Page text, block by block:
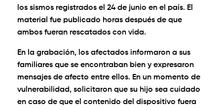
los sismos registrados el 24 de junio en el país. El
material fue publicado horas después de que
ambos fueran rescatados con vida.
En la grabación, los afectados informaron a sus
familiares que se encontraban bien y expresaron
mensajes de afecto entre ellos. En un momento de
vulnerabilidad, solicitaron que su hijo sea cuidado
en caso de que el contenido del dispositivo fuera